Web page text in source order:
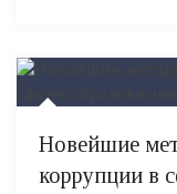
Новейшие
коррупции в